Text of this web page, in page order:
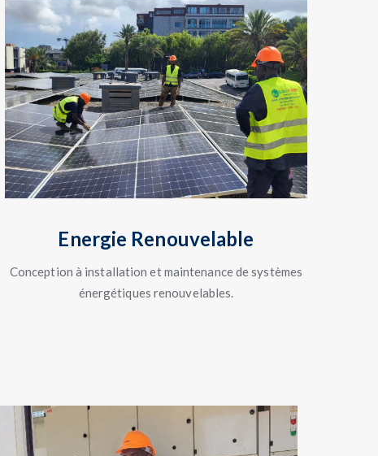
Energie Renouvelable
Conception à installation et maintenance de systèmes
énergétiques renouvelables.